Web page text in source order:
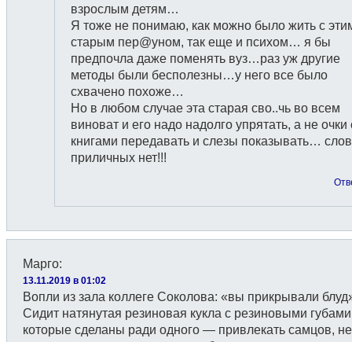
взрослым детям…
Я тоже не понимаю, как можно было жить с
старым пер@уном, так еще и психом… я бы
предпочла даже поменять вуз…раз уж другие
методы были бесполезны…у него все было
схвачено похоже…
Но в любом случае эта старая сво..чь во всем
виноват и его надо надолго упрятать, а не очки
книгами передавать и слезы показывать… слов
приличных нет!!!
Марго:
13.11.2019 в 01:02
Вопли из зала коллеге Соколова: «вы прикрывали
Сидит натянутая резиновая кукла с резиновыми
которые сделаны ради одного — привлекать самцов, не